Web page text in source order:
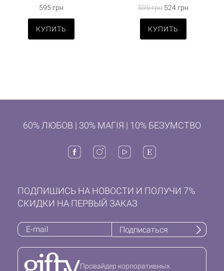
595 грн
КУПИТЬ
595 грн524 грн
КУПИТЬ
60% ЛЮБОВ | 30% МАГІЯ | 10% БЕЗУМСТВО
ПОДПИШИСЬ НА НОВОСТИ И ПОЛУЧИ 7%
СКИДКИ НА ПЕРВЫЙ ЗАКАЗ
Подписаться
Провайдер корпоративных